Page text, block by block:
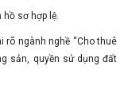
sơ hợp lệ.
rõ ngành nghề “Cho thuê
sản, quyền sử dụng đất